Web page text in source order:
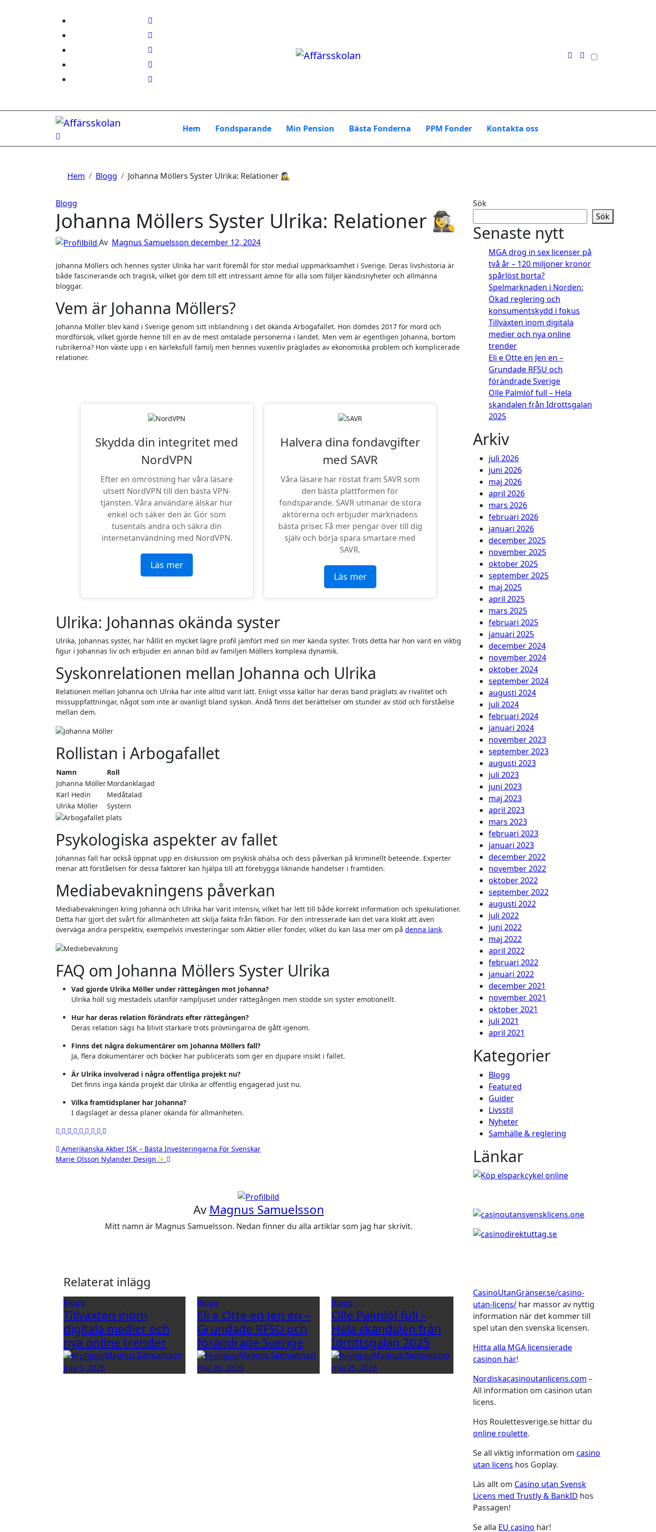
Hem Fondsparande Min Pension Bästa Fonderna PPM Fonder Kontakta oss
Hem Blogg Johanna Möllers Syster Ulrika: Relationer 🕵️‍♀️
Blogg
Johanna Möllers Syster Ulrika: Relationer 🕵️‍♀️
Av Magnus Samuelsson december 12, 2024
Johanna Möllers och hennes syster Ulrika har varit föremål för stor medial uppmärksamhet i Sverige. Deras livshistoria är
både fascinerande och tragisk, vilket gör dem till ett intressant ämne för alla som följer kändisnyheter och allmänna
bloggar.
Vem är Johanna Möllers?
Johanna Möller blev känd i Sverige genom sitt inblandning i det ökända Arbogafallet. Hon dömdes 2017 för mord och
mordförsök, vilket gjorde henne till en av de mest omtalade personerna i landet. Men vem är egentligen Johanna, bortom
rubrikerna? Hon växte upp i en kärleksfull familj men hennes vuxenliv präglades av ekonomiska problem och komplicerade
relationer.
Skydda din integritet med
NordVPN
Efter en omröstning har våra läsare
utsett NordVPN till den bästa VPN-
tjänsten. Våra användare älskar hur
enkel och säker den är. Gör som
tusentals andra och säkra din
internetanvändning med NordVPN.
Läs mer
Halvera dina fondavgifter
med SAVR
Våra läsare har röstat fram SAVR som
den bästa plattformen för
fondsparande. SAVR utmanar de stora
aktörerna och erbjuder marknadens
bästa priser. Få mer pengar över till dig
själv och börja spara smartare med
SAVR.
Läs mer
Ulrika: Johannas okända syster
Ulrika, Johannas syster, har hållit en mycket lägre profil jämfört med sin mer kända syster. Trots detta har hon varit en viktig
figur i Johannas liv och erbjuder en annan bild av familjen Möllers komplexa dynamik.
Syskonrelationen mellan Johanna och Ulrika
Relationen mellan Johanna och Ulrika har inte alltid varit lätt. Enligt vissa källor har deras band präglats av rivalitet och
missuppfattningar, något som inte är ovanligt bland syskon. Ändå finns det berättelser om stunder av stöd och förståelse
mellan dem.
Rollistan i Arbogafallet
Namn
Roll
Johanna MöllerMordanklagad
Karl Hedin
Medåtalad
Ulrika Möller
Systern
Psykologiska aspekter av fallet
Johannas fall har också öppnat upp en diskussion om psykisk ohälsa och dess påverkan på kriminellt beteende. Experter
menar att förståelsen för dessa faktorer kan hjälpa till att förebygga liknande händelser i framtiden.
Mediabevakningens påverkan
Mediabevakningen kring Johanna och Ulrika har varit intensiv, vilket har lett till både korrekt information och spekulationer.
Detta har gjort det svårt för allmänheten att skilja fakta från fiktion. För den intresserade kan det vara klokt att även
överväga andra perspektiv, exempelvis investeringar som Aktier eller fonder, vilket du kan läsa mer om på denna länk.
FAQ om Johanna Möllers Syster Ulrika
Vad gjorde Ulrika Möller under rättegången mot Johanna?
Ulrika höll sig mestadels utanför rampljuset under rättegången men stödde sin syster emotionellt.
Hur har deras relation förändrats efter rättegången?
Deras relation sägs ha blivit starkare trots prövningarna de gått igenom.
Finns det några dokumentärer om Johanna Möllers fall?
Ja, flera dokumentärer och böcker har publicerats som ger en djupare insikt i fallet.
Är Ulrika involverad i några offentliga projekt nu?
Det finns inga kända projekt där Ulrika är offentlig engagerad just nu.
Vilka framtidsplaner har Johanna?
I dagsläget är dessa planer okända för allmänheten.
Inläggsnavigering
Amerikanska Aktier ISK – Bästa Investeringarna För Svenskar
Marie Olsson Nylander Design✨
Av Magnus Samuelsson
Mitt namn är Magnus Samuelsson. Nedan finner du alla artiklar som jag har skrivit.
Relaterat inlägg
Blogg
Tillväxten inom
digitala medier och
nya online trender
Magnus Samuelsson
juni 5, 2026
Blogg
Eli e Otte en Jen en –
Grundade RFSU och
förändrade Sverige
Magnus Samuelsson
maj 26, 2026
Blogg
Olle Palmlöf full –
Hela skandalen från
Idrottsgalan 2025
Magnus Samuelsson
maj 25, 2026
Sök
Sök
Senaste nytt
MGA drog in sex licenser på
två år – 120 miljoner kronor
spårlöst borta?
Spelmarknaden i Norden:
Ökad reglering och
konsumentskydd i fokus
Tillväxten inom digitala
medier och nya online
trender
Eli e Otte en Jen en –
Grundade RFSU och
förändrade Sverige
Olle Palmlöf full – Hela
skandalen från Idrottsgalan
2025
Arkiv
juli 2026
juni 2026
maj 2026
april 2026
mars 2026
februari 2026
januari 2026
december 2025
november 2025
oktober 2025
september 2025
maj 2025
april 2025
mars 2025
februari 2025
januari 2025
december 2024
november 2024
oktober 2024
september 2024
augusti 2024
juli 2024
februari 2024
januari 2024
november 2023
september 2023
augusti 2023
juli 2023
juni 2023
maj 2023
april 2023
mars 2023
februari 2023
januari 2023
december 2022
november 2022
oktober 2022
september 2022
augusti 2022
juli 2022
juni 2022
maj 2022
april 2022
februari 2022
januari 2022
december 2021
november 2021
oktober 2021
juli 2021
april 2021
Kategorier
Blogg
Featured
Guider
Livsstil
Nyheter
Samhälle & reglering
Länkar
CasinoUtanGränser.se/casino-
utan-licens/ har massor av nyttig
information när det kommer till
spel utan den svenska licensen.
Hitta alla MGA licensierade
casinon här!
Nordiskacasinoutanlicens.com –
All information om casinon utan
licens.
Hos Roulettesverige.se hittar du
online roulette.
Se all viktig information om casino
utan licens hos Goplay.
Läs allt om Casino utan Svensk
Licens med Trustly & BankID hos
Passagen!
Se alla EU casino här!